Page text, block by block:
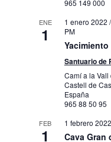
965 149 000
ENE
1
1 enero 2022
PM
Santuario de
Camí a la Vall
Castell de
España
965 88 50 95
FEB
1
1 febrero 2022
Cava Gran